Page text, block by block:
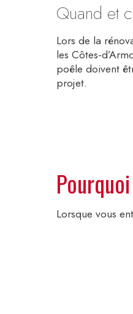
Quand et
Lors de la
les Côtes-
poêle doivent
projet.
Lorsque vous